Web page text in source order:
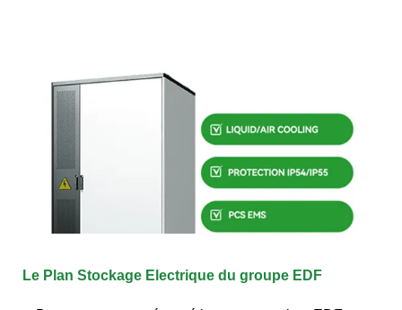
Le Plan Stockage Electrique du groupe EDF